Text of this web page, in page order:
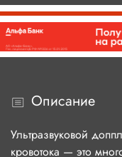
Описание
Ультразвуковой
кровотока — это